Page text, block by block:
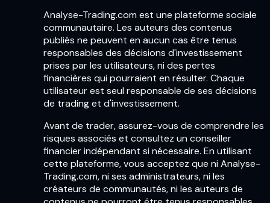
Analyse-Trading.com est une plateforme sociale
communautaire. Les auteurs des contenus
publiés ne peuvent en aucun cas être tenus
responsables des décisions d'investissement
prises par les utilisateurs, ni des pertes
financières qui pourraient en résulter. Chaque
utilisateur est seul responsable de ses décisions
de trading et d'investissement.
Avant de trader, assurez-vous de comprendre les
risques associés et consultez un conseiller
financier indépendant si nécessaire. En utilisant
cette plateforme, vous acceptez que ni Analyse-
Trading.com, ni ses administrateurs, ni les
créateurs de communautés, ni les auteurs de